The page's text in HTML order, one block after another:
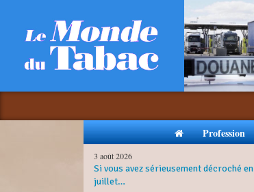
Profession
3 août 2026
Si vous avez sérieusement décroché en
juillet…